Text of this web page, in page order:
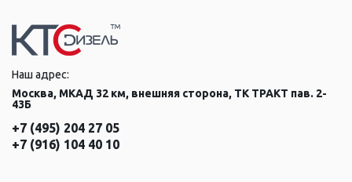
Наш адрес:
Москва, МКАД 32 км, внешняя сторона, ТК ТРАКТ пав. 2-
43Б
+7 (495) 204 27 05
+7 (916) 104 40 10